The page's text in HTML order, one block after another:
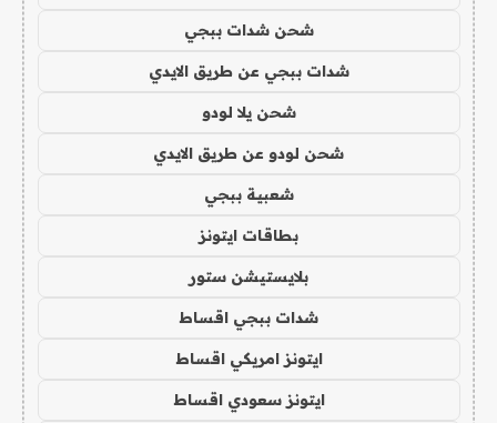
شحن شدات ببجي
شدات ببجي عن طريق الايدي
شحن يلا لودو
شحن لودو عن طريق الايدي
شعبية ببجي
بطاقات ايتونز
بلايستيشن ستور
شدات ببجي اقساط
ايتونز امريكي اقساط
ايتونز سعودي اقساط